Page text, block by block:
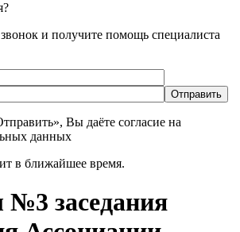
и получите помощь специалиста
Отправить
Вы даёте согласие на
данных
в ближайшее время.
№3 заседания